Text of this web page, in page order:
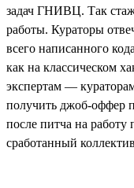
задач ГНИВЦ. Так
работы. Кураторы
всего написанного
как на классическом
экспертам —
получить джоб-оффер
после питча на
сработанный